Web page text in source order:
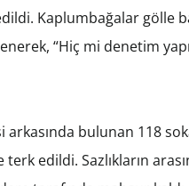
Kaplumbağalar gölle
“Hiç mi denetim
arkasında bulunan 118
edildi. Sazlıkların